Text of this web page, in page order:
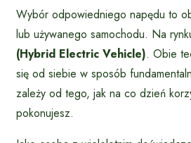
Wybór odpowiedniego napędu to
lub używanego samochodu. Na
(Hybrid Electric Vehicle). Obie
się od siebie w sposób
zależy od tego, jak na co dzień
pokonujesz.